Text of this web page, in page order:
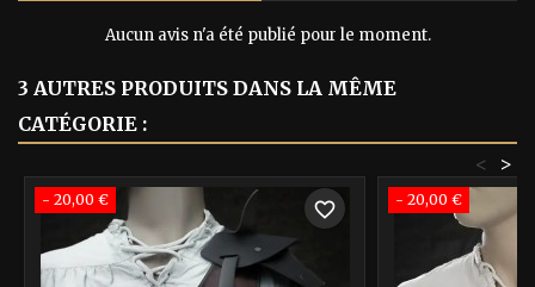
Aucun avis n'a été publié pour le moment.
3 AUTRES PRODUITS DANS LA MÊME
CATÉGORIE :
>
<
- 20,00 € favorite_border - 20,00 €